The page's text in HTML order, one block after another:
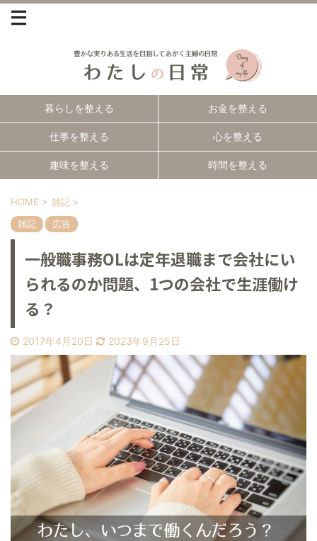
暮らしを整える お金を整える
仕事を整える 心を整える
趣味を整える 時間を整える
HOME > 雑記 >
雑記
広告
一般職事務OLは定年退職まで会社にい
られるのか問題、1つの会社で生涯働け
る？
2017年4月20日 2023年9月25日